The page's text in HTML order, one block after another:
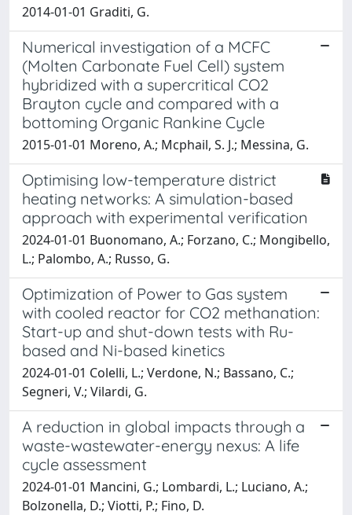
2014-01-01 Graditi, G.
Numerical investigation of a MCFC
(Molten Carbonate Fuel Cell) system
hybridized with a supercritical CO2
Brayton cycle and compared with a
bottoming Organic Rankine Cycle
2015-01-01 Moreno, A.; Mcphail, S. J.; Messina, G.
Optimising low-temperature district
heating networks: A simulation-based
approach with experimental verification
2024-01-01 Buonomano, A.; Forzano, C.; Mongibello,
L.; Palombo, A.; Russo, G.
Optimization of Power to Gas system
with cooled reactor for CO2 methanation:
Start-up and shut-down tests with Ru-
based and Ni-based kinetics
2024-01-01 Colelli, L.; Verdone, N.; Bassano, C.;
Segneri, V.; Vilardi, G.
A reduction in global impacts through a
waste-wastewater-energy nexus: A life
cycle assessment
2024-01-01 Mancini, G.; Lombardi, L.; Luciano, A.;
Bolzonella, D.; Viotti, P.; Fino, D.